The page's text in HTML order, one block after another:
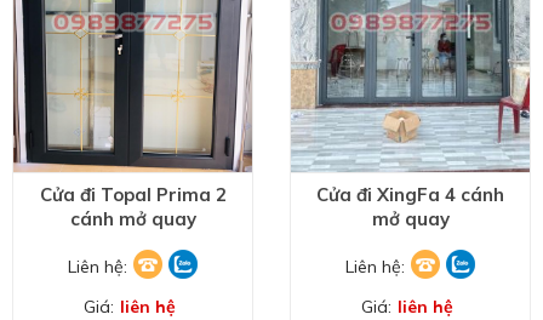
Cửa đi Topal Prima 2
cánh mở quay
Liên hệ:
Giá: liên hệ
Cửa đi XingFa 4 cánh
mở quay
Liên hệ:
Giá: liên hệ